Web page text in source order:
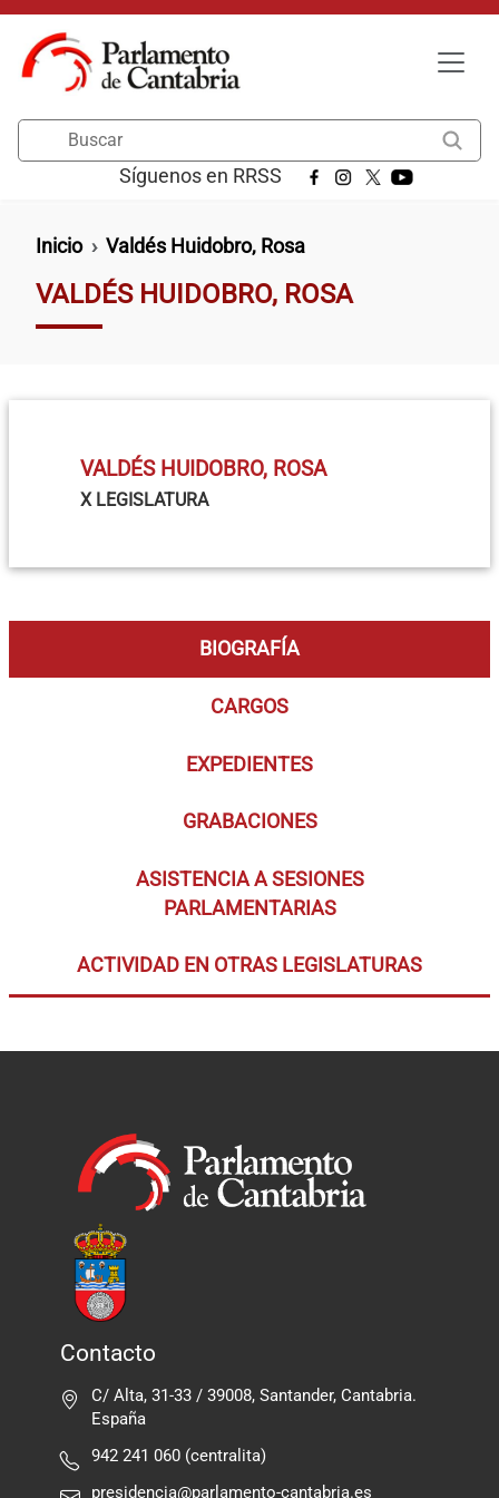
Pasar al contenido principal
Síguenos en RRSS
Ruta de navegación
Inicio Valdés Huidobro, Rosa
VALDÉS HUIDOBRO, ROSA
VALDÉS HUIDOBRO, ROSA
X LEGISLATURA
BIOGRAFÍA
CARGOS
EXPEDIENTES
GRABACIONES
ASISTENCIA A SESIONES
PARLAMENTARIAS
ACTIVIDAD EN OTRAS LEGISLATURAS
Contacto
C/ Alta, 31-33 / 39008, Santander, Cantabria.
España
942 241 060 (centralita)
presidencia@parlamento-cantabria.es